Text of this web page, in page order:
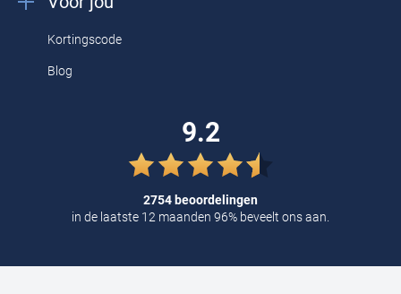
Kortingscode
Blog
9.2
2754 beoordelingen
in de laatste 12 maanden 96% beveelt ons aan.